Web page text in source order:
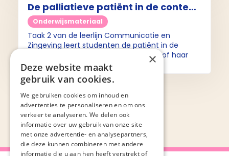
De palliatieve patiënt in de context
van het leven (Taak 2 Leerlijn
Communicatie en Zingeving
Onderwijsmateriaal
Taak 2 van de leerlijn Communicatie en
Zingeving leert studenten de patiënt in de
palliatieve fase in de context van zijn of haar
leven te zien.
×
Deze website maakt
gebruik van cookies.
We gebruiken cookies om inhoud en
advertenties te personaliseren en om ons
verkeer te analyseren. We delen ook
informatie over uw gebruik van onze site
met onze advertentie- en analysepartners,
die deze kunnen combineren met andere
informatie die u aan hen heeft verstrekt of